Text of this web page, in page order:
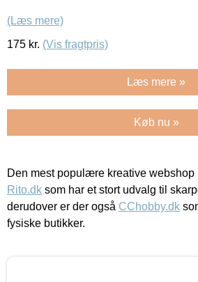
(Læs mere)
175 kr. (Vis fragtpris)
Læs mere »
Køb nu »
Den mest populære kreative webshop
Rito.dk som har et stort udvalg til
derudover er der også CChobby.dk
fysiske butikker.